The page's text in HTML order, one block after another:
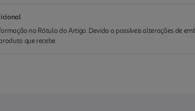
no Rótulo do Artigo. Devido a possíveis alterações de
que recebe.